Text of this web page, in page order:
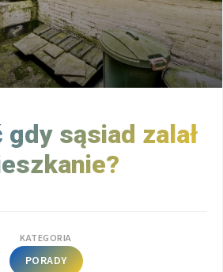
gdy sąsiad zalał
KATEGORIA
PORADY